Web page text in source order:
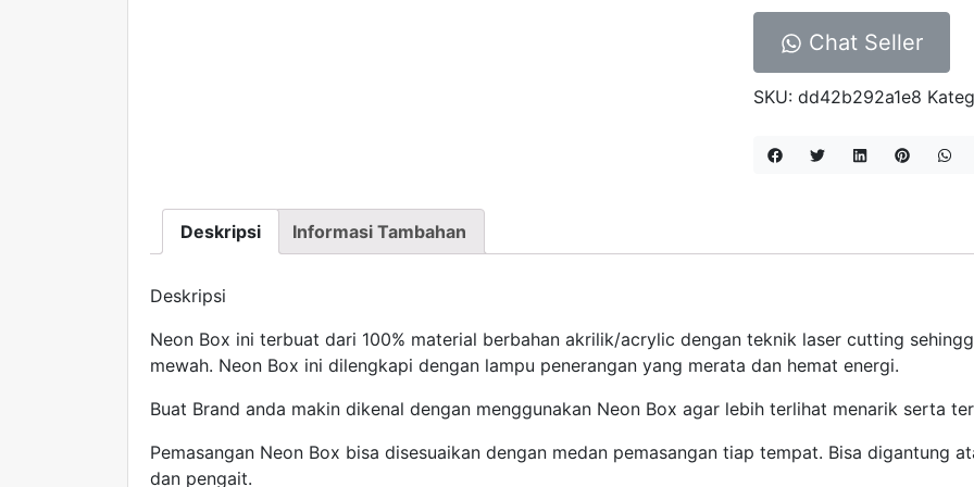
Chat Seller
SKU:dd42b292a1e8
Deskripsi Informasi Tambahan
Deskripsi
Neon Box ini terbuat dari 100% material berbahan akrilik/acrylic dengan teknik laser cutting
mewah. Neon Box ini dilengkapi dengan lampu penerangan yang merata dan hemat energi.
Buat Brand anda makin dikenal dengan menggunakan Neon Box agar lebih terlihat menarik serta
Pemasangan Neon Box bisa disesuaikan dengan medan pemasangan tiap tempat. Bisa digantung
dan pengait.